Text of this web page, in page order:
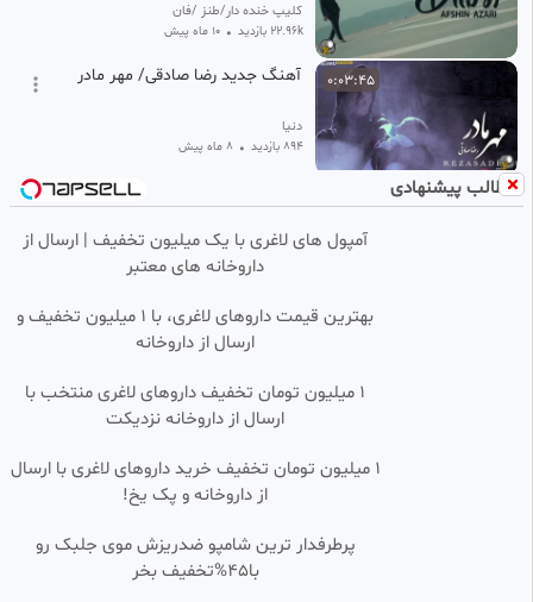
کلیپ خنده دار/طنز /فان
22.96k بازدید • 10 ماه پیش
0:03:45 آهنگ جدید رضا صادقی/ مهر مادر
دنیا
894 بازدید • 8 ماه پیش
HD
آهنگ خاطره انگیز لیلا،لیلا،لیلا؛
ابرو کمونی لیلا
جواد
• 6 ماه پیش
0:04:34 آهنگ ورقص باحال هندی
•
استوری وآهنگ احساسی/ای قوم
𝑲𝑳𝒊𝒑𝒔𝒂𝒛𝒆🇮🇷𝒇𝒂𝒓𝒔𝒊
• 9 ماه پیش
0:03:25
تک آهنگی از محسن
یگانه🎼🎼🎼🎼🎼🎼🎼🎼یالان
مطالب پیشنهادی
آمپول های لاغری با یک میلیون تخفیف | ارسال از
داروخانه های معتبر
بهترین قیمت داروهای لاغری، با ۱ میلیون تخفیف و
ارسال از داروخانه‌
۱ میلیون تومان تخفیف داروهای لاغری منتخب با
ارسال از داروخانه نزدیکت
1 میلیون تومان تخفیف خرید داروهای لاغری با ارسال
از داروخانه و پک یخ!
پرطرفدار ترین شامپو ضدریزش موی جلبک رو
با45%تخفیف بخر